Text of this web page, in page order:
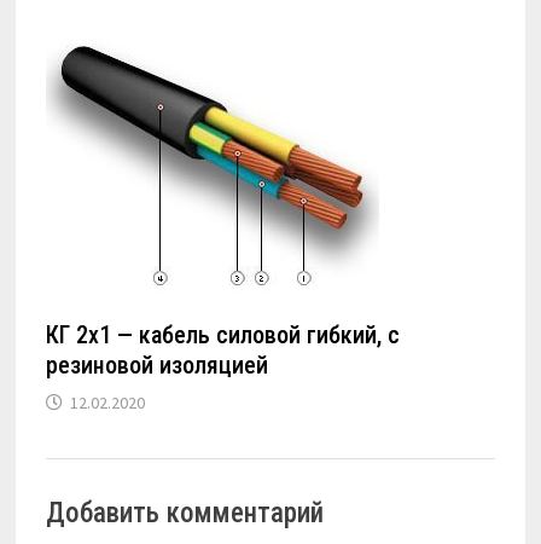
КГ 2х1 — кабель силовой гибкий, с
резиновой изоляцией
12.02.2020
Добавить комментарий